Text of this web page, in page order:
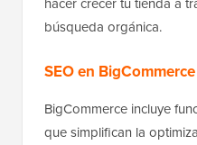
búsqueda orgánica.
SEO en BigCommerce
BigCommerce incluye
que simplifican la